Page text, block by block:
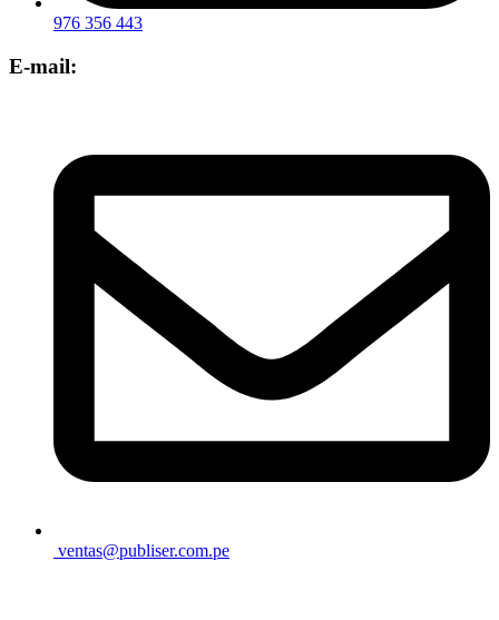
976 356 443
E-mail:
ventas@publiser.com.pe